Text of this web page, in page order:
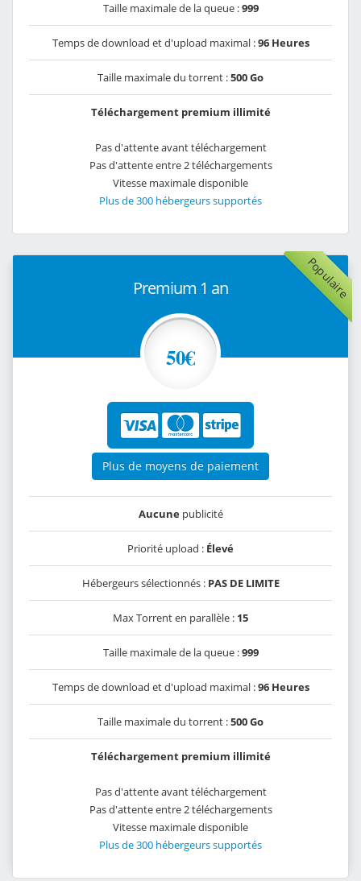
Taille maximale de la queue :999
Temps de download et d'upload maximal :96 Heures
Taille maximale du torrent :500 Go
Téléchargement premium illimité
Pas d'attente avant téléchargement
Pas d'attente entre 2 téléchargements
Vitesse maximale disponible
Plus de 300 hébergeurs supportés
Populaire
Premium 1 an
50€
Plus de moyens de paiement
Aucunepublicité
Priorité upload : Élevé
Hébergeurs sélectionnés : PAS DE LIMITE
Max Torrent en parallèle : 15
Taille maximale de la queue :999
Temps de download et d'upload maximal :96 Heures
Taille maximale du torrent :500 Go
Téléchargement premium illimité
Pas d'attente avant téléchargement
Pas d'attente entre 2 téléchargements
Vitesse maximale disponible
Plus de 300 hébergeurs supportés